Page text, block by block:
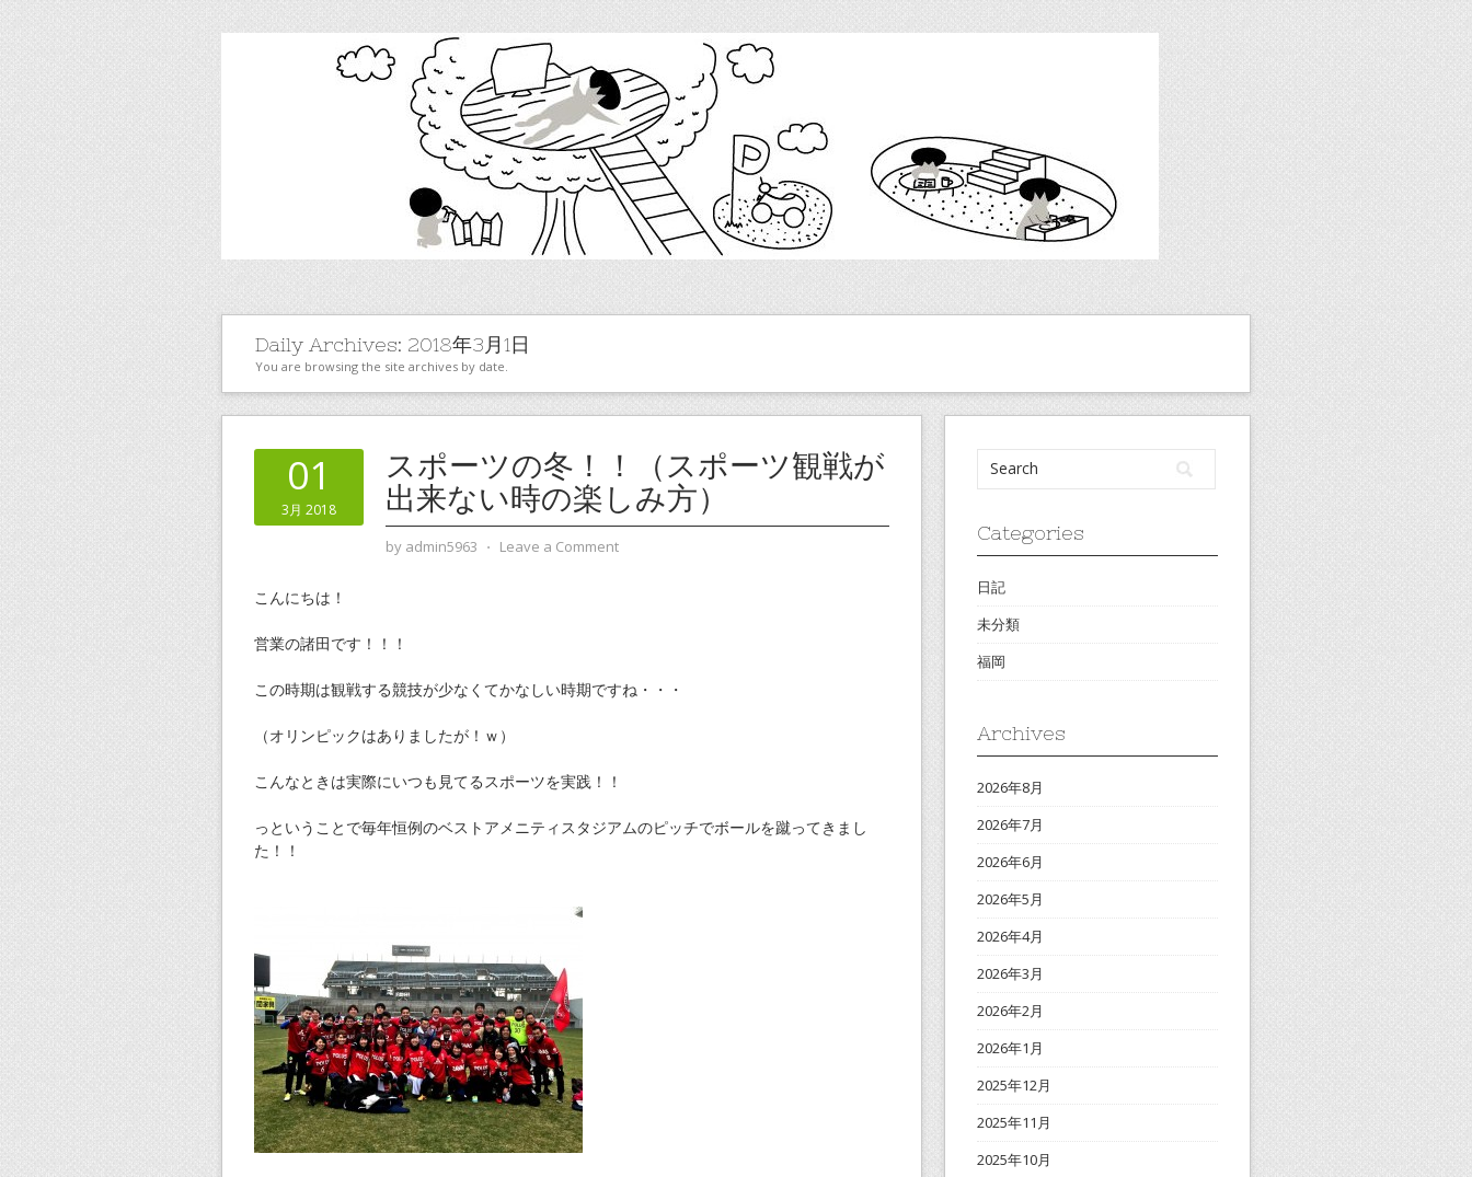
Daily Archives: 2018年3月1日
You are browsing the site archives by date.
01
3月 2018
スポーツの冬！！（スポーツ観戦が
出来ない時の楽しみ方）
by admin5963 ⋅ Leave a Comment
こんにちは！
営業の諸田です！！！
この時期は観戦する競技が少なくてかなしい時期ですね・・・
（オリンピックはありましたが！ｗ）
こんなときは実際にいつも見てるスポーツを実践！！
っということで毎年恒例のベストアメニティスタジアムのピッチでボールを蹴ってきまし
た！！
Categories
日記
未分類
福岡
Archives
2026年8月
2026年7月
2026年6月
2026年5月
2026年4月
2026年3月
2026年2月
2026年1月
2025年12月
2025年11月
2025年10月